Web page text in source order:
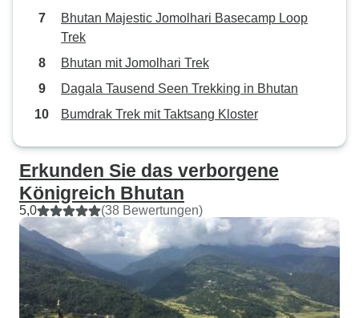
Bhutan Majestic Jomolhari Basecamp Loop
Trek
Bhutan mit Jomolhari Trek
Dagala Tausend Seen Trekking in Bhutan
Bumdrak Trek mit Taktsang Kloster
Erkunden Sie das verborgene
Königreich Bhutan
5,0 (38 Bewertungen)